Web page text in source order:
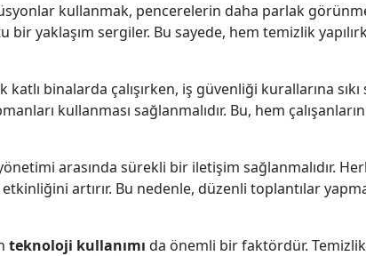
kullanmak, pencerelerin daha parlak
yaklaşım sergiler. Bu sayede, hem temizlik
binalarda çalışırken, iş güvenliği kurallarına sıkı
kullanması sağlanmalıdır. Bu, hem
arasında sürekli bir iletişim sağlanmalıdır.
artırır. Bu nedenle, düzenli toplantılar
teknoloji kullanımı da önemli bir faktördür.